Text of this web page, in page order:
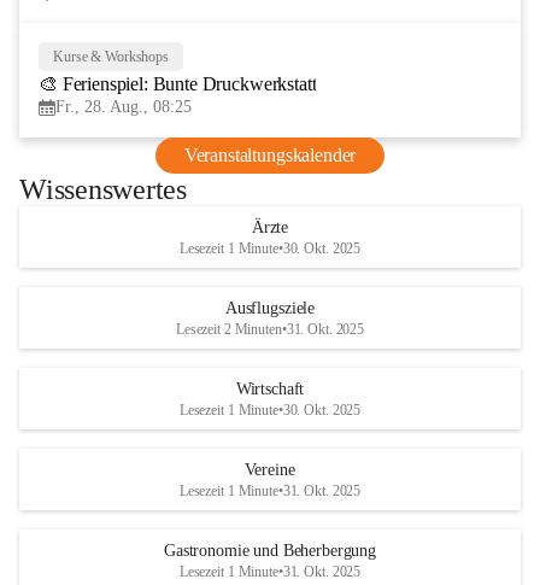
Kurse & Workshops
🎨 Ferienspiel: Bunte Druckwerkstatt
Fr., 28. Aug., 08:25
Veranstaltungskalender
Wissenswertes
Ärzte
Lesezeit 1 Minute•30. Okt. 2025
Ausflugsziele
Lesezeit 2 Minuten•31. Okt. 2025
Wirtschaft
Lesezeit 1 Minute•30. Okt. 2025
Vereine
Lesezeit 1 Minute•31. Okt. 2025
Gastronomie und Beherbergung
Lesezeit 1 Minute•31. Okt. 2025